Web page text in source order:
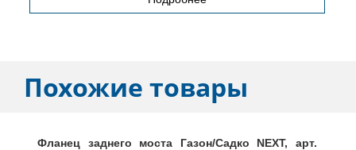
Похожие товары
Фланец заднего моста Газон/Садко NEXT, арт.